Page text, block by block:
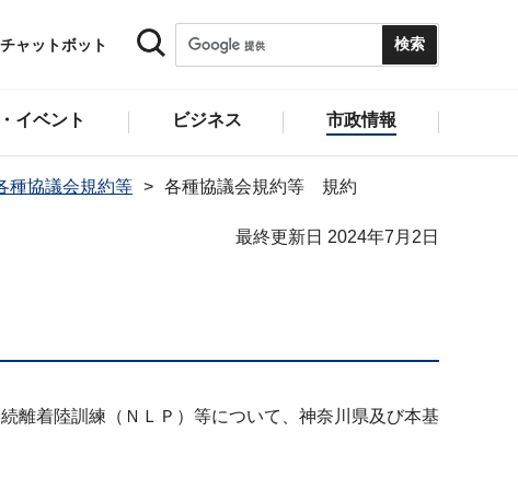
チャットボット
イベント ビジネス 市政情報
種協議会規約等 各種協議会規約等 規約
最終更新日 2024年7月2日
離着陸訓練（ＮＬＰ）等について、神奈川県及び本基